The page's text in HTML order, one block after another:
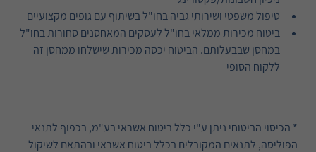
טיפול משפטי ושירותי גביה בחו"ל בשיתוף עם גופים מקצועיים
ביטוח מכירות ממלאי בחו"ל לעסקים המאחסנים סחורות בחו"ל
במחסן שבבעלותם. הביטוח יכסה מכירות שישלחו ממחסן זה
ללקוח הסופי
* הכיסוי הביטוחי ניתן ע"י כלל ביטוח אשראי בע"מ, בכפוף לתנאי
הפוליסה, לתנאים המקובלים בכלל ביטוח אשראי ובהתאם לשיקול